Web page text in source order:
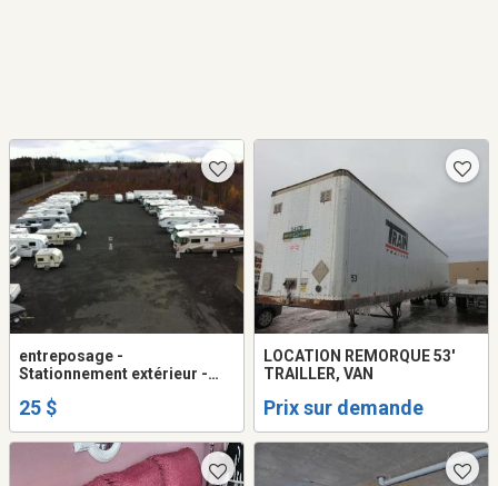
entreposage -
Stationnement extérieur -
remorque - auto
25 $
LOCATION REMORQUE 53'
TRAILLER, VAN
Prix sur demande